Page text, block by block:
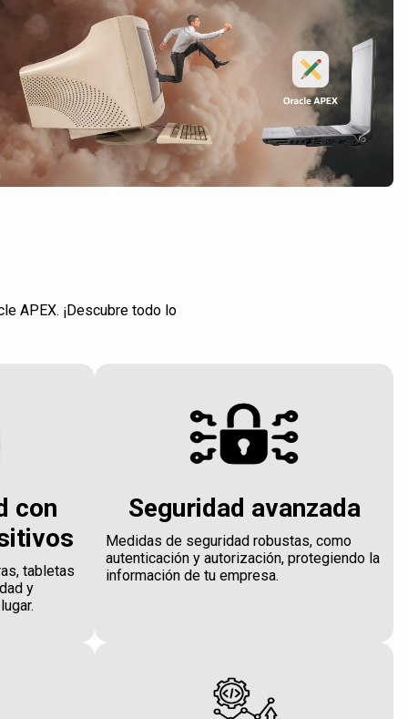
APEX. ¡Descubre todo lo
con
tabletas
y
Seguridad avanzada
Medidas de seguridad robustas, como
autenticación y autorización, protegiendo la
información de tu empresa.